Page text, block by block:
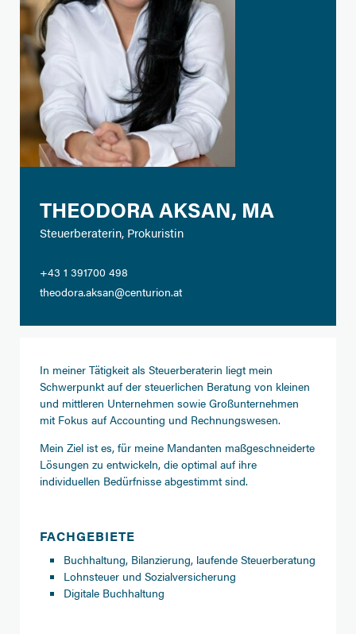
THEODORA AKSAN, MA
Steuerberaterin, Prokuristin
+43 1 391700 498
theodora.aksan@centurion.at
In meiner Tätigkeit als Steuerberaterin liegt mein
Schwerpunkt auf der steuerlichen Beratung von kleinen
und mittleren Unternehmen sowie Großunternehmen
mit Fokus auf Accounting und Rechnungswesen.
Mein Ziel ist es, für meine Mandanten maßgeschneiderte
Lösungen zu entwickeln, die optimal auf ihre
individuellen Bedürfnisse abgestimmt sind.
FACHGEBIETE
Buchhaltung, Bilanzierung, laufende Steuerberatung
Lohnsteuer und Sozialversicherung
Digitale Buchhaltung